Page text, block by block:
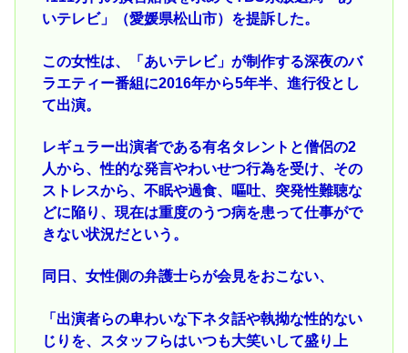
いテレビ」（愛媛県松山市）を提訴した。
この女性は、「あいテレビ」が制作する深夜のバ
ラエティー番組に2016年から5年半、進行役とし
て出演。
レギュラー出演者である有名タレントと僧侶の2
人から、性的な発言やわいせつ行為を受け、その
ストレスから、不眠や過食、嘔吐、突発性難聴な
どに陥り、現在は重度のうつ病を患って仕事がで
きない状況だという。
同日、女性側の弁護士らが会見をおこない、
「出演者らの卑わいな下ネタ話や執拗な性的ない
じりを、スタッフらはいつも大笑いして盛り上